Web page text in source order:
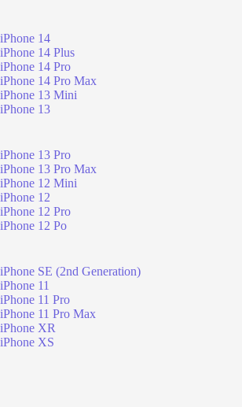
iPhone 14
iPhone 14 Plus
iPhone 14 Pro
iPhone 14 Pro Max
iPhone 13 Mini
iPhone 13
iPhone 13 Pro
iPhone 13 Pro Max
iPhone 12 Mini
iPhone 12
iPhone 12 Pro
iPhone 12 Po
iPhone SE (2nd Generation)
iPhone 11
iPhone 11 Pro
iPhone 11 Pro Max
iPhone XR
iPhone XS